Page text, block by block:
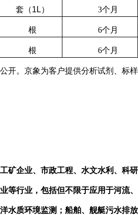
套（1L） 3个月
根 6个月
根 6个月
开。京象为客户提供分析试剂、标样
矿企业、市政工程、水文水利、科研
等行业，包括但不限于应用于河流、
水质环境监测；船舶、舰艇污水排放